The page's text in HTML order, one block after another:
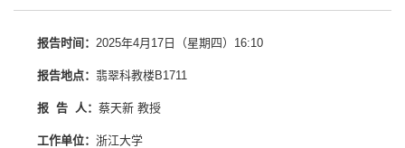
报告时间： 2025年4月17日（星期四）16:10
报告地点： 翡翠科教楼B1711
报 告 人： 蔡天新 教授
工作单位： 浙江大学